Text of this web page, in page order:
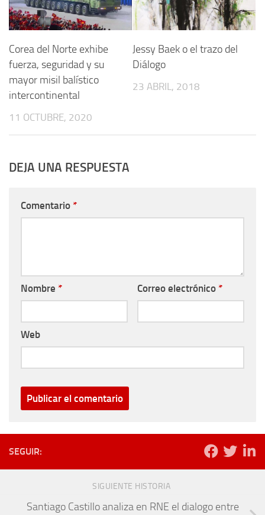
Corea del Norte exhibe
fuerza, seguridad y su
mayor misil balístico
intercontinental
11 OCTUBRE, 2020
Jessy Baek o el trazo del
Diálogo
23 ABRIL, 2018
DEJA UNA RESPUESTA
Comentario *
Nombre * Correo electrónico *
Web
SEGUIR:
SIGUIENTE HISTORIA
Santiago Castillo analiza en RNE el dialogo entre